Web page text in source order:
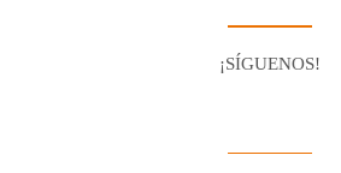
¡SÍGUENOS!